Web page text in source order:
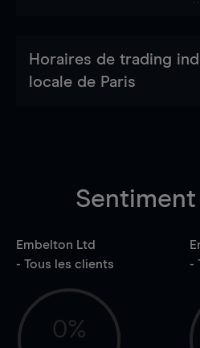
Horaires de trading
locale de Paris
Embelton Ltd
- Tous les clients
0%
-